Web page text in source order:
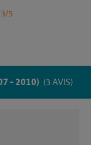
3/5
- 2010) (3 AVIS)